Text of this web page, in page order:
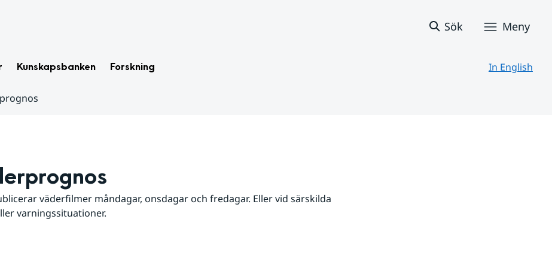
Sök Meny
Kunskapsbanken Forskning In English
väderfilmer måndagar, onsdagar och fredagar. Eller vid särskilda
varningssituationer.